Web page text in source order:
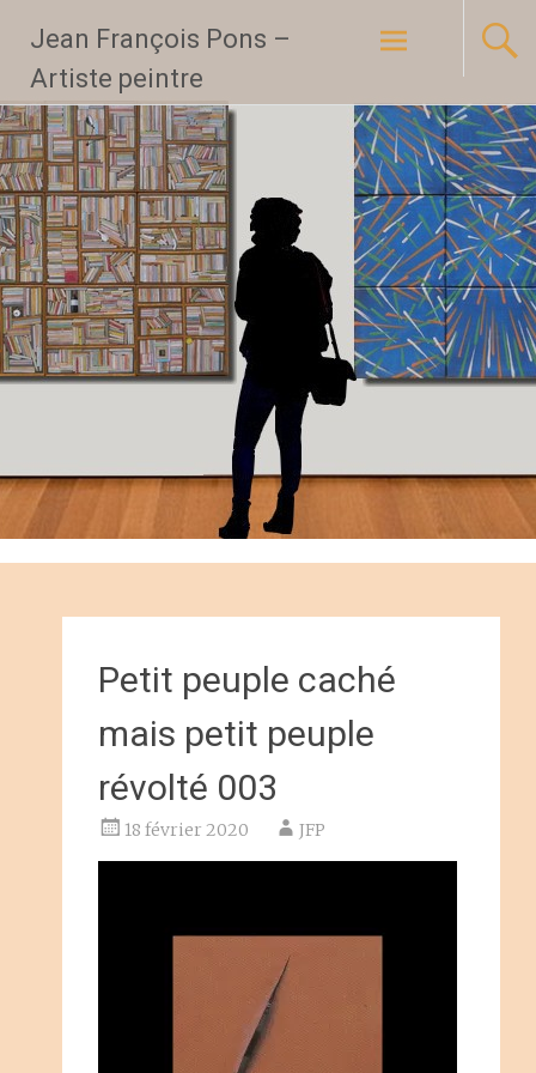
Jean François Pons –
Artiste peintre
Aller
au
principal
Petit peuple caché
mais petit peuple
révolté 003
18 février 2020 JFP